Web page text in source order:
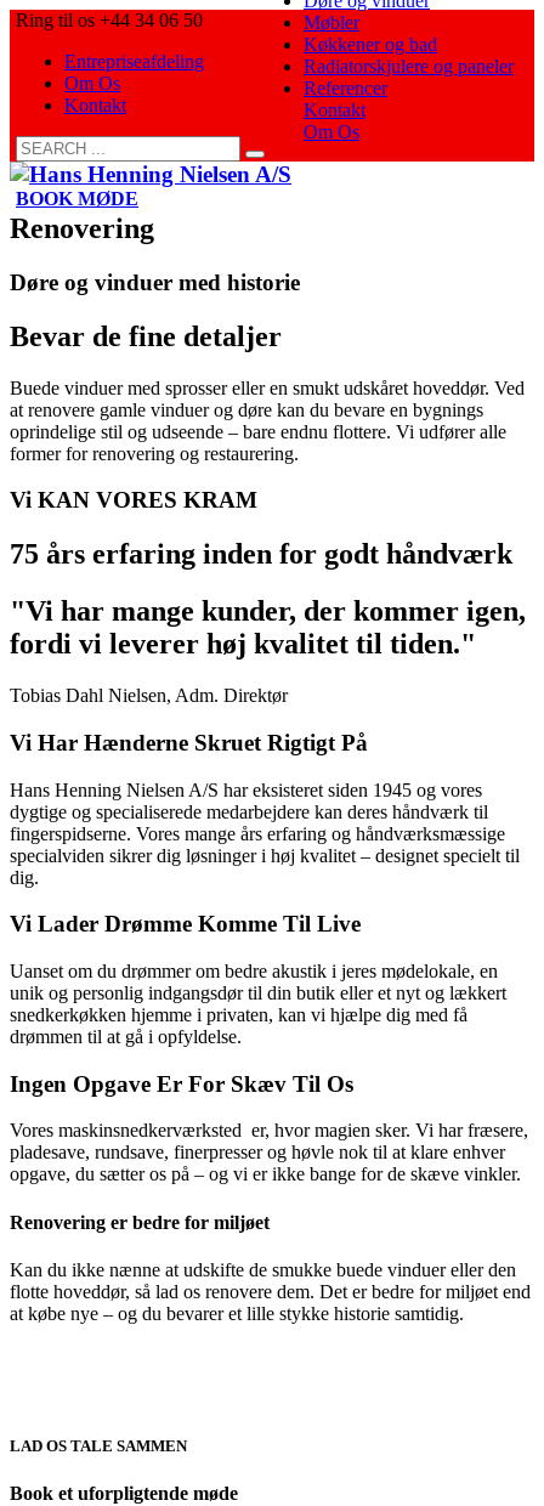
Ring til os +44 34 06 50
Entrepriseafdeling
Om Os
Kontakt
Møbler
Køkkener og bad
Radiatorskjulere og paneler
Referencer
Kontakt
Om Os
BOOK MØDE
Renovering
Døre og vinduer med historie
Bevar de fine detaljer
Buede vinduer med sprosser eller en smukt udskåret hoveddør. Ved
at renovere gamle vinduer og døre kan du bevare en bygnings
oprindelige stil og udseende – bare endnu flottere. Vi udfører alle
former for renovering og restaurering.
Vi KAN VORES KRAM
75 års erfaring inden for godt håndværk
"Vi har mange kunder, der kommer igen,
fordi vi leverer høj kvalitet til tiden."
Tobias Dahl Nielsen, Adm. Direktør
Vi Har Hænderne Skruet Rigtigt På
Hans Henning Nielsen A/S har eksisteret siden 1945 og vores
dygtige og specialiserede medarbejdere kan deres håndværk til
fingerspidserne. Vores mange års erfaring og håndværksmæssige
specialviden sikrer dig løsninger i høj kvalitet – designet specielt til
dig.
Vi Lader Drømme Komme Til Live
Uanset om du drømmer om bedre akustik i jeres mødelokale, en
unik og personlig indgangsdør til din butik eller et nyt og lækkert
snedkerkøkken hjemme i privaten, kan vi hjælpe dig med få
drømmen til at gå i opfyldelse.
Ingen Opgave Er For Skæv Til Os
Vores maskinsnedkerværksted er, hvor magien sker. Vi har fræsere,
pladesave, rundsave, finerpresser og høvle nok til at klare enhver
opgave, du sætter os på – og vi er ikke bange for de skæve vinkler.
Renovering er bedre for miljøet
Kan du ikke nænne at udskifte de smukke buede vinduer eller den
flotte hoveddør, så lad os renovere dem. Det er bedre for miljøet end
at købe nye – og du bevarer et lille stykke historie samtidig.
LAD OS TALE SAMMEN
Book et uforpligtende møde